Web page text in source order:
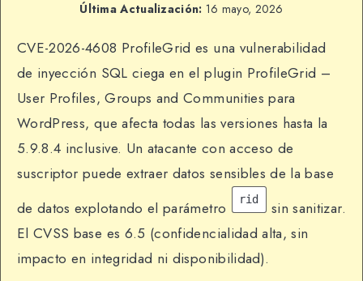
Última Actualización: 16 mayo, 2026
CVE-2026-4608 ProfileGrid es una vulnerabilidad
de inyección SQL ciega en el plugin ProfileGrid –
User Profiles, Groups and Communities para
WordPress, que afecta todas las versiones hasta la
5.9.8.4 inclusive. Un atacante con acceso de
suscriptor puede extraer datos sensibles de la base
de datos explotando el parámetro
rid
sin sanitizar.
El CVSS base es 6.5 (confidencialidad alta, sin
impacto en integridad ni disponibilidad).